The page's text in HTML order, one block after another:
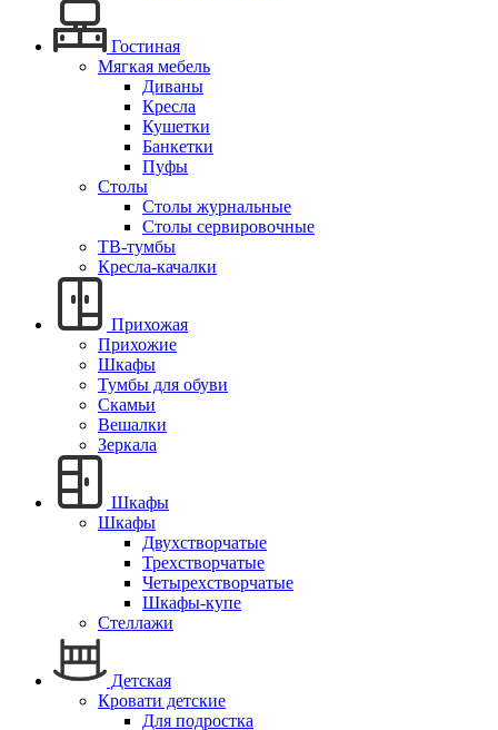
Гостиная
Мягкая мебель
Диваны
Кресла
Кушетки
Банкетки
Пуфы
Столы
Столы журнальные
Столы сервировочные
ТВ-тумбы
Кресла-качалки
Прихожая
Прихожие
Шкафы
Тумбы для обуви
Скамьи
Вешалки
Зеркала
Шкафы
Шкафы
Двухстворчатые
Трехстворчатые
Четырехстворчатые
Шкафы-купе
Стеллажи
Детская
Кровати детские
Для подростка